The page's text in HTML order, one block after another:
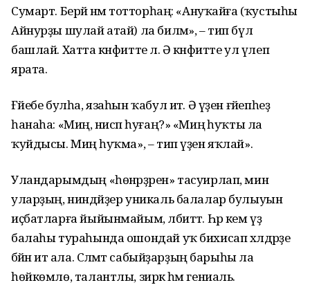
Сумарт. Берәй нәмә тотторһаң: «Ануҡайға (ҡустыһы
Айнурҙы шулай атай) ла биләм», – тип бүлә
башлай. Хатта кәнфитте лә. Ә кәнфитте ул үлеп
ярата.
Ғәйебе булһа, язаһын ҡабул итә. Ә үҙен ғәйепһеҙ
һанаһа: «Миңә, нисәп һуғаң?» «Миңә һуҡты ла
ҡуйдысы. Миңә һуҡма», – тип үҙен яҡлай».
Уландарымдың «һөнәрҙәрен» тасуирлап, мин
уларҙың, ниндәйҙер уникаль балалар булыуын
иҫбатларға йыйынмайым, әлбиттә. Һәр кем үҙ
балаһы тураһында ошондай уҡ бихисап хәлдәрҙе
бәйән итә ала. Сәләмәт сабыйҙарҙың барыһы ла
һөйкөмлө, талантлы, зирәк һәм гениаль.